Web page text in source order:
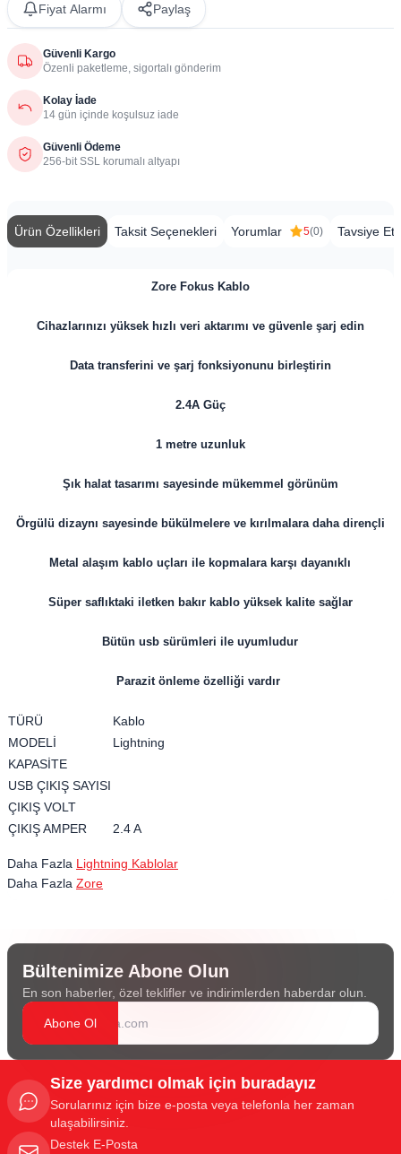
Fiyat Alarmı Paylaş
Güvenli Kargo
Özenli paketleme, sigortalı gönderim
Kolay İade
14 gün içinde koşulsuz iade
Güvenli Ödeme
256-bit SSL korumalı altyapı
Ürün Özellikleri Taksit Seçenekleri Yorumlar 5(0) Tavsiye Et
Zore Fokus Kablo
Cihazlarınızı yüksek hızlı veri aktarımı ve güvenle şarj edin
Data transferini ve şarj fonksiyonunu birleştirin
2.4A Güç
1 metre uzunluk
Şık halat tasarımı sayesinde mükemmel görünüm
Örgülü dizaynı sayesinde bükülmelere ve kırılmalara daha dirençli
Metal alaşım kablo uçları ile kopmalara karşı dayanıklı
Süper saflıktaki iletken bakır kablo yüksek kalite sağlar
Bütün usb sürümleri ile uyumludur
Parazit önleme özelliği vardır
TÜRÜ
Kablo
MODELİ
Lightning
KAPASİTE
USB ÇIKIŞ SAYISI
ÇIKIŞ VOLT
ÇIKIŞ AMPER
2.4 A
Daha Fazla Lightning Kablolar
Daha Fazla Zore
Bültenimize Abone Olun
En son haberler, özel teklifler ve indirimlerden haberdar olun.
Abone Ol
Size yardımcı olmak için buradayız
Sorularınız için bize e-posta veya telefonla her zaman
ulaşabilirsiniz.
Destek E-Posta